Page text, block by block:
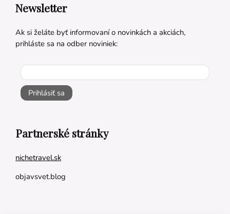
Newsletter
Ak si želáte byť informovaní o novinkách a akciách,
prihláste sa na odber noviniek:
Prihlásiť sa
Partnerské stránky
nichetravel.sk
objavsvet.blog